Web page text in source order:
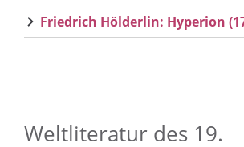
Friedrich Hölderlin: Hyperion
Weltliteratur des 19.